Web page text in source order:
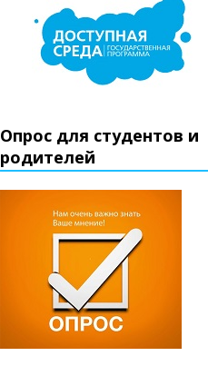
Опрос для студентов и
родителей